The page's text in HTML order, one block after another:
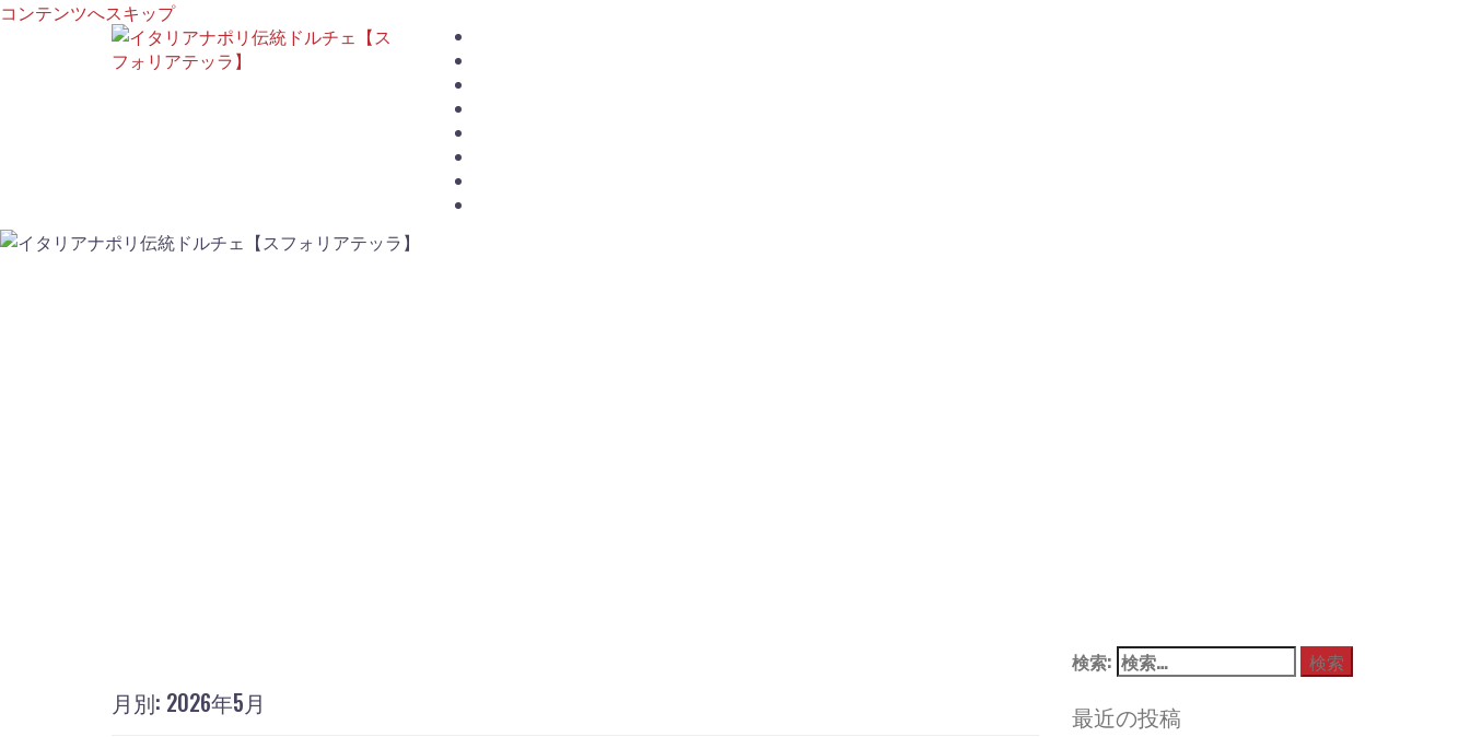
コンテンツへスキップ
月別: 2026年5月
検索:
最近の投稿